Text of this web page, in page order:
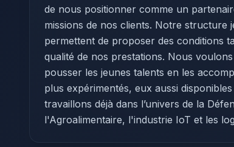
de nous positionner comme un
missions de nos clients. Notre structure
permettent de proposer des conditions
qualité de nos prestations. Nous
pousser les jeunes talents ​en les
plus expérimentés, eux aussi
travaillons déjà dans l’univers de la
l'Agroalimentaire, l'industrie IoT et les